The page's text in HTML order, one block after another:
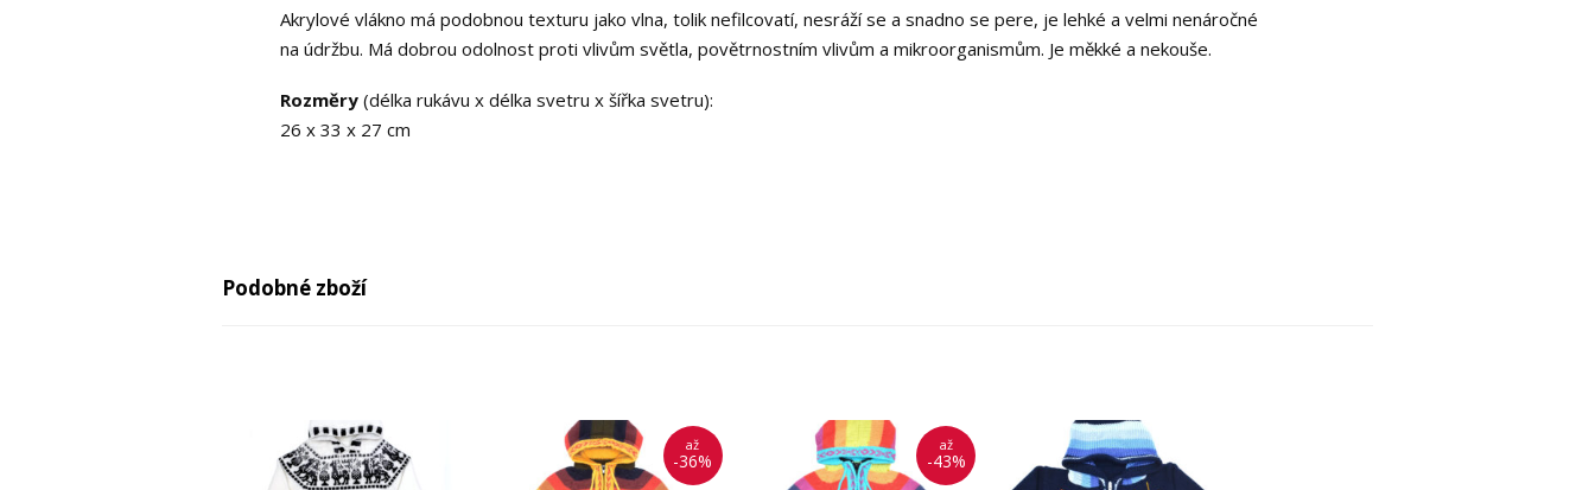
Akrylové vlákno má podobnou texturu jako vlna, tolik nefilcovatí, nesráží se a snadno se pere, je lehké a velmi nenáročné
na údržbu. Má dobrou odolnost proti vlivům světla, povětrnostním vlivům a mikroorganismům. Je měkké a nekouše.
Rozměry(délka rukávu x délka svetru x šířka svetru):
26 x 33 x 27 cm
Podobné zboží
až
-36%
až
-43%